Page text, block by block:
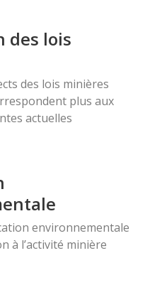
des lois
des lois minières
plus aux
actuelles
environnementale
à l’activité minière